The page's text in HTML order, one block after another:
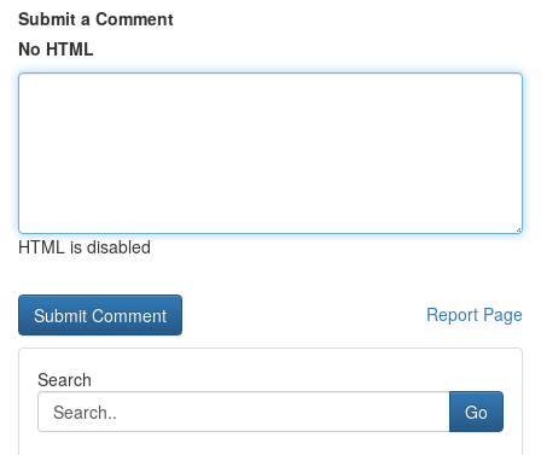
Submit a Comment
No HTML
HTML is disabled
Report Page
Search
Go